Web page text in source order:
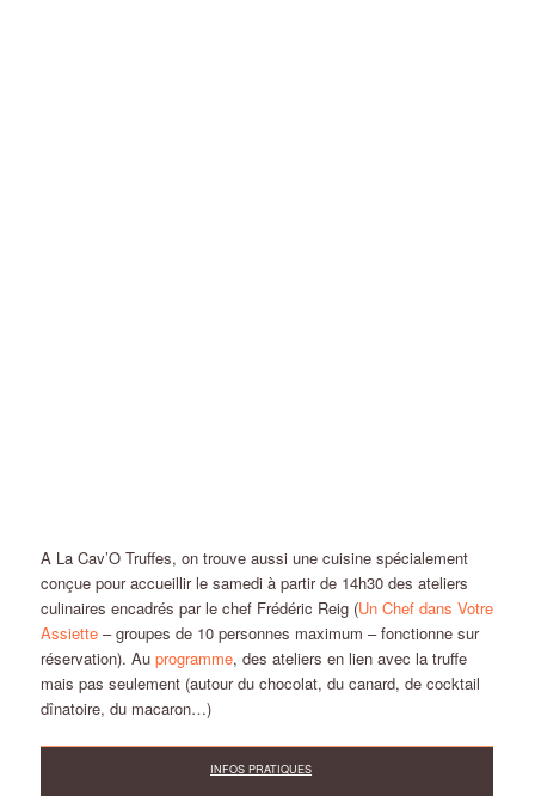
A La Cav’O Truffes, on trouve aussi une cuisine spécialement
conçue pour accueillir le samedi à partir de 14h30 des ateliers
culinaires encadrés par le chef Frédéric Reig (Un Chef dans Votre
Assiette – groupes de 10 personnes maximum – fonctionne sur
réservation). Auprogramme, des ateliers en lien avec la truffe
mais pas seulement (autour du chocolat, du canard, de cocktail
dînatoire, du macaron…)
INFOS PRATIQUES